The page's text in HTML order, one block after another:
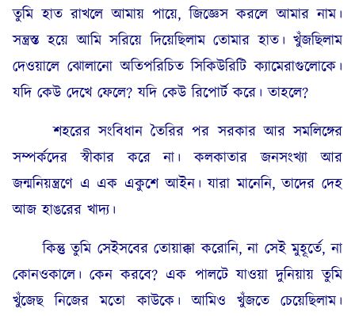
তুমি হাত রাখলে আমায় পায়ে, জিজ্ঞেস করলে আমার নাম।
সন্ত্রস্ত হয়ে আমি সরিয়ে দিয়েছিলাম তোমার হাত। খুঁজছিলাম
দেওয়ালে ঝোলানো অতিপরিচিত সিকিউরিটি ক্যামেরাগুলোকে।
যদি কেউ দেখে ফেলে? যদি কেউ রিপোর্ট করে। তাহলে?
শহরের সংবিধান তৈরির পর সরকার আর সমলিঙ্গের
সম্পর্কদের স্বীকার করে না। কলকাতার জনসংখ্যা আর
জন্মনিয়ন্ত্রণে এ এক একুশে আইন। যারা মানেনি, তাদের দেহ
আজ হাঙরের খাদ্য।
কিন্তু তুমি সেইসবের তোয়াক্কা করোনি, না সেই মুহূর্তে, না
কোনওকালে। কেন করবে? এক পালটে যাওয়া দুনিয়ায় তুমি
খুঁজেছ নিজের মতো কাউকে। আমিও খুঁজতে চেয়েছিলাম।